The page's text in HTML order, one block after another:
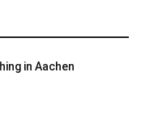
in Aachen